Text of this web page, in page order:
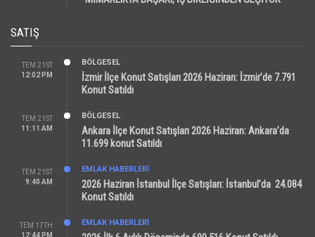
SATIŞ
TEM 21ST
12:02 PM
BÖLGESEL
İzmir İlçe Konut Satışları 2026 Haziran: İzmir’de 7.791
Konut Satıldı
TEM 21ST
11:11 AM
BÖLGESEL
Ankara İlçe Konut Satışları 2026 Haziran: Ankara’da
11.699 konut Satıldı
TEM 21ST
9:40 AM
EMLAK HABERLERI
2026 Haziran İstanbul İlçe Satışları: İstanbul’da 24.084
Konut Satıldı
TEM 17TH
12:44 PM
EMLAK HABERLERI